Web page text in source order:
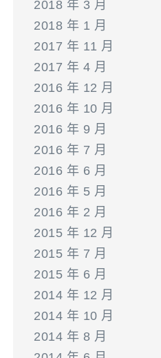
2018 年 3 月
2018 年 1 月
2017 年 11 月
2017 年 4 月
2016 年 12 月
2016 年 10 月
2016 年 9 月
2016 年 7 月
2016 年 6 月
2016 年 5 月
2016 年 2 月
2015 年 12 月
2015 年 7 月
2015 年 6 月
2014 年 12 月
2014 年 10 月
2014 年 8 月